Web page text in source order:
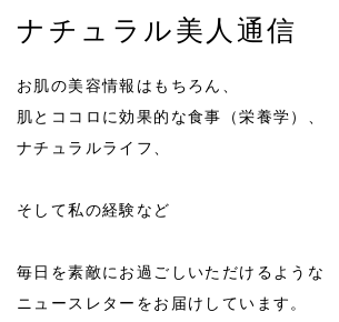
ナチュラル美人通信
お肌の美容情報はもちろん、
肌とココロに効果的な食事（栄養学）、
ナチュラルライフ、
そして私の経験など
毎日を素敵にお過ごしいただけるような
ニュースレターをお届けしています。